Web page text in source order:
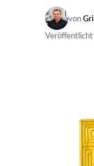
von
Veröffentlicht